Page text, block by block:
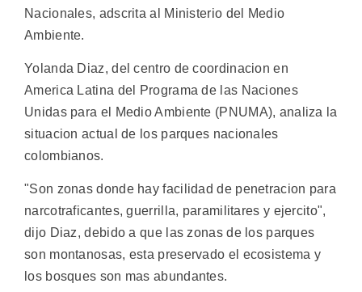
Nacionales, adscrita al Ministerio del Medio
Ambiente.
Yolanda Diaz, del centro de coordinacion en
America Latina del Programa de las Naciones
Unidas para el Medio Ambiente (PNUMA), analiza la
situacion actual de los parques nacionales
colombianos.
"Son zonas donde hay facilidad de penetracion para
narcotraficantes, guerrilla, paramilitares y ejercito",
dijo Diaz, debido a que las zonas de los parques
son montanosas, esta preservado el ecosistema y
los bosques son mas abundantes.